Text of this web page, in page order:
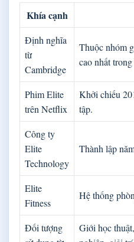
Khía cạnh
Định nghĩa
từ
Cambridge
Thuộc nhóm
cao nhất
Phim Elite
trên Netflix
Khởi chiếu
tập.
Công ty
Elite
Technology
Thành lập
Elite
Fitness
Hệ thống
Đối tượng
Giới học